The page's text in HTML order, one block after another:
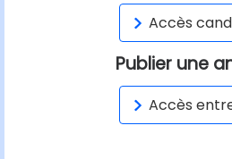
Accès
Publier une
Accès